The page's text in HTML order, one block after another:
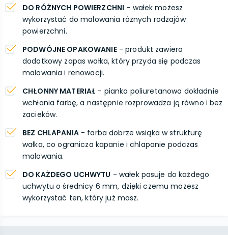
DO RÓŻNYCH POWIERZCHNI - wałek możesz
wykorzystać do malowania różnych rodzajów
powierzchni.
PODWÓJNE OPAKOWANIE- produkt zawiera
dodatkowy zapas wałka, który przyda się podczas
malowania i renowacji.
CHŁONNY MATERIAŁ - pianka poliuretanowa dokładnie
wchłania farbę, a następnie rozprowadza ją równo i bez
zacieków.
BEZ CHLAPANIA- farba dobrze wsiąka w strukturę
wałka, co ogranicza kapanie i chlapanie podczas
malowania.
DO KAŻDEGO UCHWYTU - wałek pasuje do każdego
uchwytu o średnicy 6 mm, dzięki czemu możesz
wykorzystać ten, który już masz.